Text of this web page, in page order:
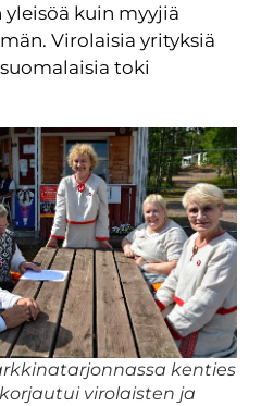
yleisöä kuin myyjiä
Virolaisia yrityksiä
toki
kenties
virolaisten ja